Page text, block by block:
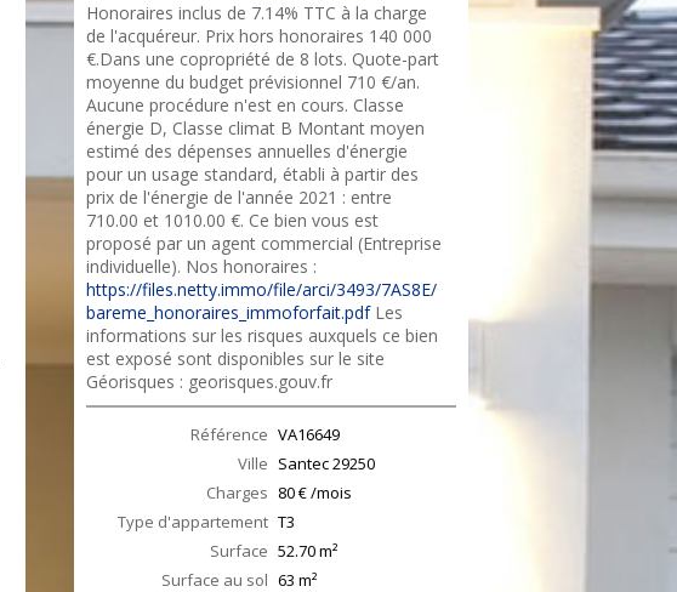
Honoraires inclus de 7.14% TTC à la charge
de l'acquéreur. Prix hors honoraires 140 000
€.Dans une copropriété de 8 lots. Quote-part
moyenne du budget prévisionnel 710 €/an.
Aucune procédure n'est en cours. Classe
énergie D, Classe climat B Montant moyen
estimé des dépenses annuelles d'énergie
pour un usage standard, établi à partir des
prix de l'énergie de l'année 2021 : entre
710.00 et 1010.00 €. Ce bien vous est
proposé par un agent commercial (Entreprise
individuelle). Nos honoraires :
https://files.netty.immo/file/arci/3493/7AS8E/
bareme_honoraires_immoforfait.pdfLes
informations sur les risques auxquels ce bien
est exposé sont disponibles sur le site
Géorisques : georisques.gouv.fr
Référence VA16649
Ville Santec29250
Charges 80 € /mois
Type d'appartement T3
Surface 52.70m²
Surface au sol 63 m²